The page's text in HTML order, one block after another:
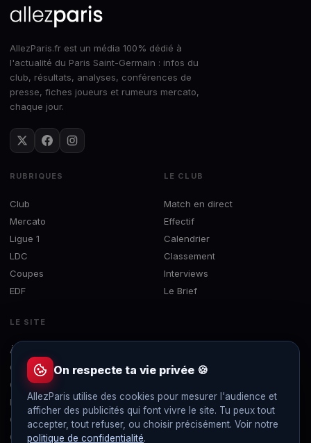
AllezParis.fr est un média 100% dédié à
l'actualité du Paris Saint-Germain : infos du
club, résultats, analyses, conférences de
presse, fiches joueurs et rumeurs mercato,
chaque jour.
RUBRIQUES
Club
Mercato
Ligue 1
LDC
Coupes
EDF
LE CLUB
Match en direct
Effectif
Calendrier
Classement
Interviews
Le Brief
LE SITE
À propos
Concours
Contact
Mentions légales
Confidentialité
Gérer les cookies
On respecte ta vie privée 🍪
AllezParis utilise des cookies pour mesurer l'audience et
afficher des publicités qui font vivre le site. Tu peux tout
accepter, tout refuser, ou choisir précisément. Voir notre
politique de confidentialité.